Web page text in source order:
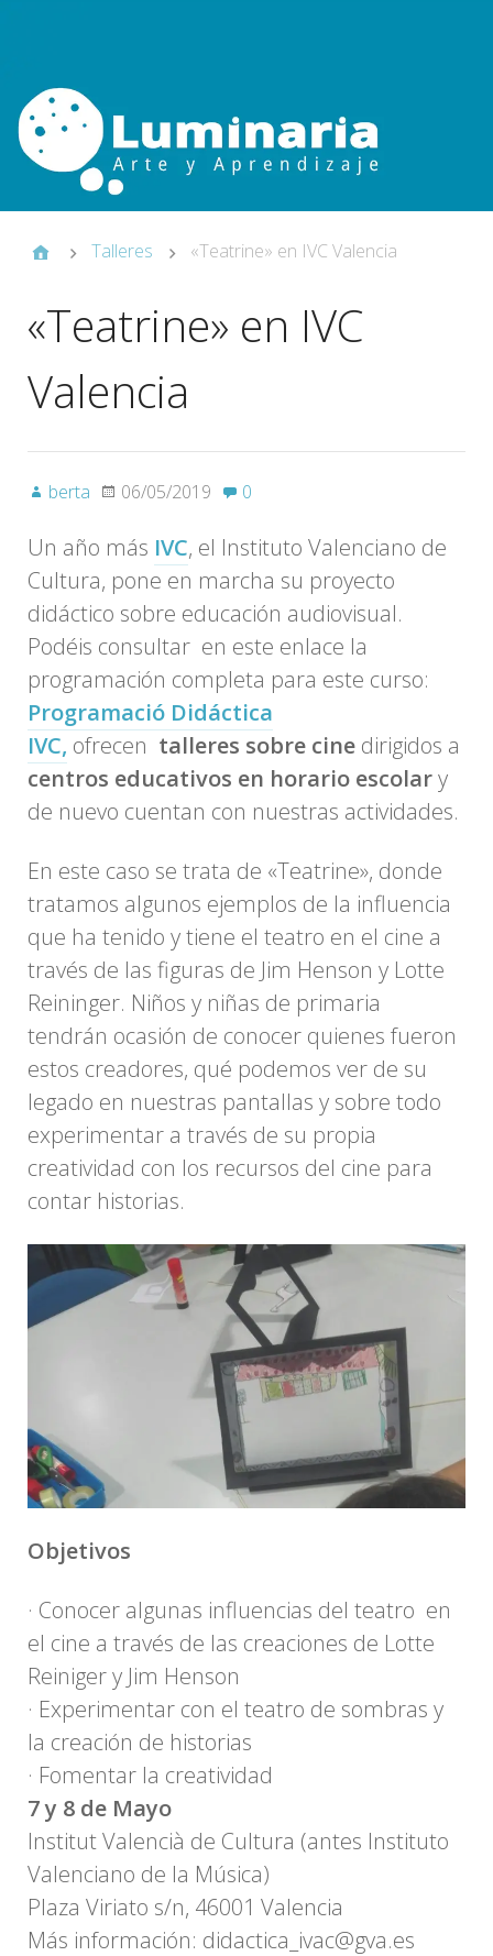
Talleres «Teatrine» en IVC Valencia
«Teatrine» en IVC
Valencia
berta 06/05/2019 0
Un año más IVC, el Instituto Valenciano de
Cultura, pone en marcha su proyecto
didáctico sobre educación audiovisual.
Podéis consultar en este enlace la
programación completa para este curso:
Programació Didáctica
IVC, ofrecen talleres sobre cine dirigidos a
centros educativos en horario escolary
de nuevo cuentan con nuestras actividades.
En este caso se trata de «Teatrine», donde
tratamos algunos ejemplos de la influencia
que ha tenido y tiene el teatro en el cine a
través de las figuras de Jim Henson y Lotte
Reininger. Niños y niñas de primaria
tendrán ocasión de conocer quienes fueron
estos creadores, qué podemos ver de su
legado en nuestras pantallas y sobre todo
experimentar a través de su propia
creatividad con los recursos del cine para
contar historias.
Objetivos
· Conocer algunas influencias del teatro en
el cine a través de las creaciones de Lotte
Reiniger y Jim Henson
· Experimentar con el teatro de sombras y
la creación de historias
· Fomentar la creatividad
7 y 8 de Mayo
Institut Valencià de Cultura (antes Instituto
Valenciano de la Música)
Plaza Viriato s/n, 46001 Valencia
Más información: didactica_ivac@gva.es